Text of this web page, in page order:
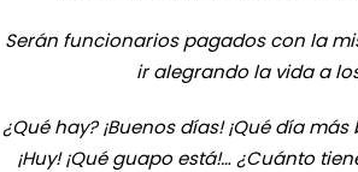
Serán funcionarios pagados con la
ir alegrando la vida a
¿Qué hay? ¡Buenos días! ¡Qué día
¡Huy! ¡Qué guapo está!… ¿Cuánto